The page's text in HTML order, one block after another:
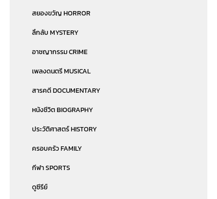
สยองขวัญ HORROR
ลึกลับ MYSTERY
อาชญากรรม CRIME
เพลงดนตรี MUSICAL
สารคดี DOCUMENTARY
หนังชีวิต BIOGRAPHY
ประวัติศาสตร์ HISTORY
ครอบครัว FAMILY
กีฬา SPORTS
ดูซีรีย์